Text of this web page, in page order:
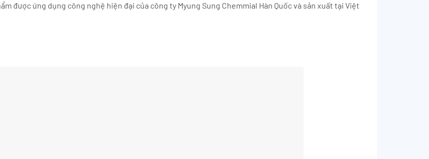
được ứng dụng công nghệ hiện đại của công ty Myung Sung Chemmial Hàn Quốc và sản xuất tại Việt